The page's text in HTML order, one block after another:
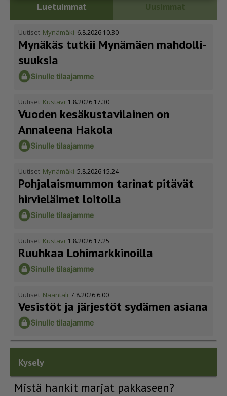
Luetuimmat Uusimmat
Uutiset Mynämäki 6.8.2026 10.30
Mynäkäs tutkii Mynämäen mahdol­li­
suuksia
Uutiset Kustavi 1.8.2026 17.30
Vuoden kesäkus­ta­vi­lainen on
Annaleena Hakola
Uutiset Mynämäki 5.8.2026 15.24
Pohja­lais­mummon tarinat pitävät
hirvieläimet loitolla
Uutiset Kustavi 1.8.2026 17.25
Ruuhkaa Lohimark­ki­noilla
Uutiset Naantali 7.8.2026 6.00
Vesistöt ja järjestöt sydämen asiana
Kysely
Mistä hankit marjat pakkaseen?